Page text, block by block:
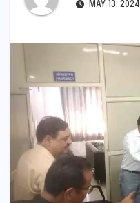
MAY 13, 2024